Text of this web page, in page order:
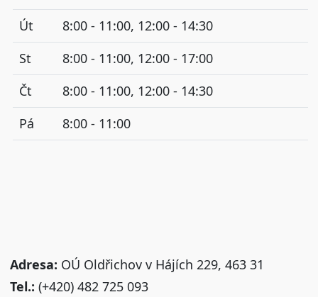
Út
8:00 - 11:00, 12:00 - 14:30
St
8:00 - 11:00, 12:00 - 17:00
Čt
8:00 - 11:00, 12:00 - 14:30
Pá
8:00 - 11:00
Adresa: OÚ Oldřichov v Hájích 229, 463 31
Tel.: (+420) 482 725 093